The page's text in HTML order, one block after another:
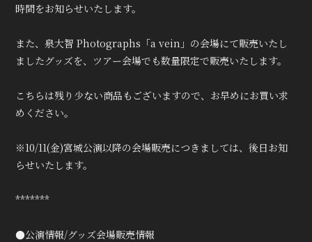
時間をお知らせいたします。
また、泉大智 Photographs「a vein」の会場にて販売いたし
ましたグッズを、ツアー会場でも数量限定で販売いたします。
こちらは残り少ない商品もございますので、お早めにお買い求
めください。
※10/11(金)宮城公演以降の会場販売につきましては、後日お知
らせいたします。
*******
●公演情報/グッズ会場販売情報